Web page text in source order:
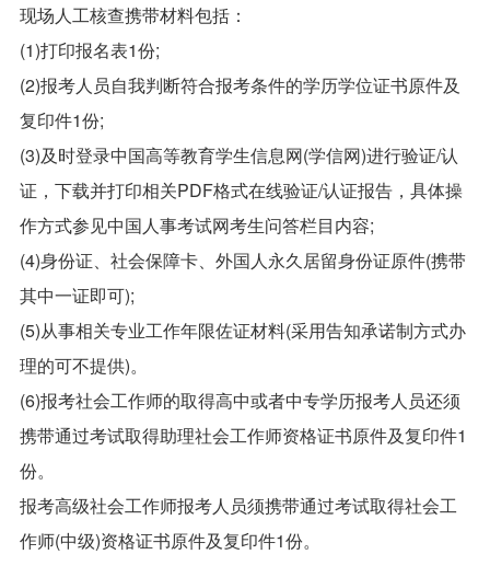
现场人工核查携带材料包括：
(1)打印报名表1份;
(2)报考人员自我判断符合报考条件的学历学位证书原件及
复印件1份;
(3)及时登录中国高等教育学生信息网(学信网)进行验证/认
证，下载并打印相关PDF格式在线验证/认证报告，具体操
作方式参见中国人事考试网考生问答栏目内容;
(4)身份证、社会保障卡、外国人永久居留身份证原件(携带
其中一证即可);
(5)从事相关专业工作年限佐证材料(采用告知承诺制方式办
理的可不提供)。
(6)报考社会工作师的取得高中或者中专学历报考人员还须
携带通过考试取得助理社会工作师资格证书原件及复印件1
份。
报考高级社会工作师报考人员须携带通过考试取得社会工
作师(中级)资格证书原件及复印件1份。